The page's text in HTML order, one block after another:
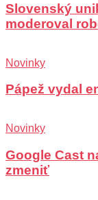
Slovenský
moderoval
Novinky
Pápež vydal
Novinky
Google Cast
zmeniť